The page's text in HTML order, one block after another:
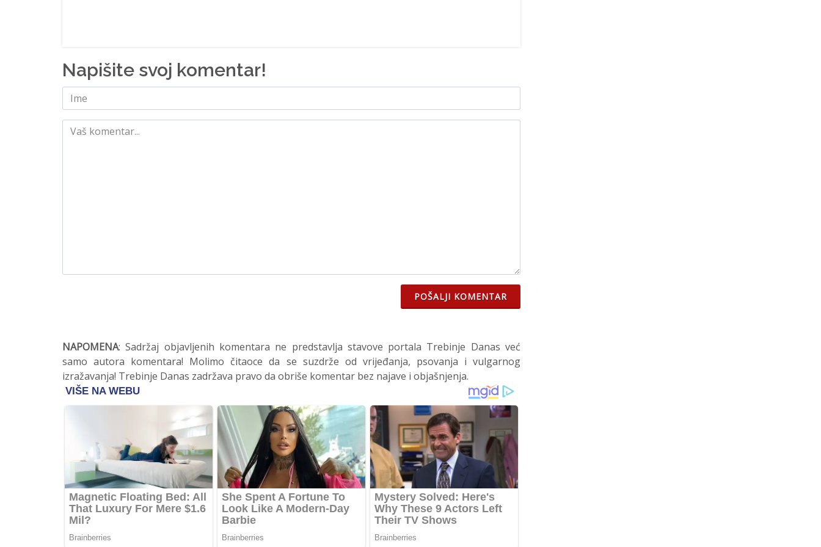
Napišite svoj komentar!
POŠALJI KOMENTAR
NAPOMENA: Sadržaj objavljenih komentara ne predstavlja stavove portala Trebinje Danas već
samo autora komentara! Molimo čitaoce da se suzdrže od vrijeđanja, psovanja i vulgarnog
izražavanja! Trebinje Danas zadržava pravo da obriše komentar bez najave i objašnjenja.